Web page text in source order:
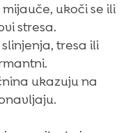
ukoči se ili
stresa.
tresa ili
ukazuju na